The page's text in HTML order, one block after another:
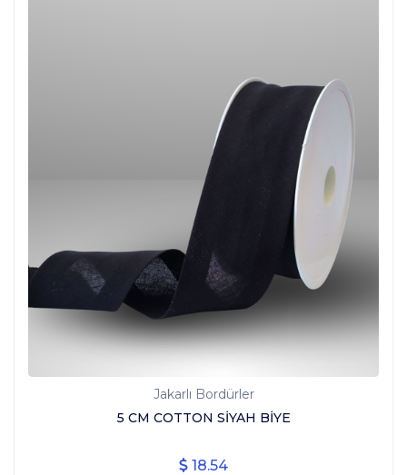
Jakarlı Bordürler
5 CM COTTON SİYAH BİYE
18.54